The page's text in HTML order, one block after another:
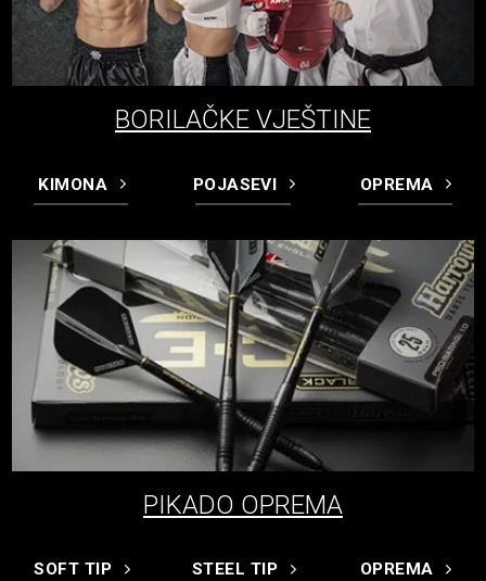
BORILAČKE VJEŠTINE
KIMONA POJASEVI OPREMA
PIKADO OPREMA
SOFT TIP STEEL TIP OPREMA